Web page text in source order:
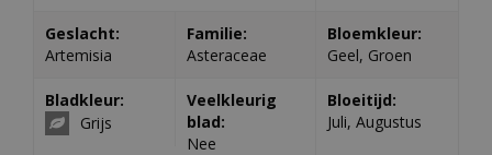
Geslacht:
Artemisia
Familie:
Asteraceae
Bloemkleur:
Geel, Groen
Bladkleur:
Grijs
Veelkleurig
blad:
Nee
Bloeitijd:
Juli, Augustus